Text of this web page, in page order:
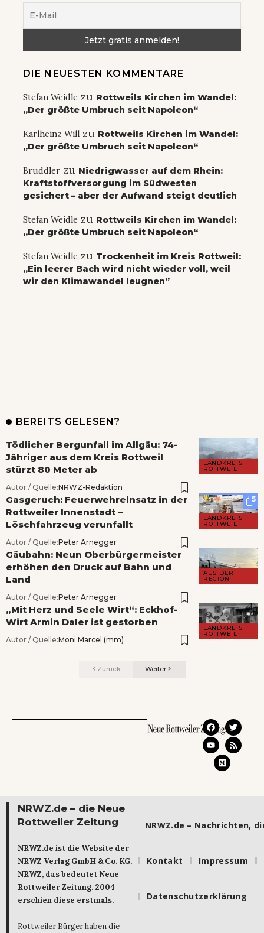
DIE NEUESTEN KOMMENTARE
Stefan Weidle zu Rottweils Kirchen im Wandel:
„Der größte Umbruch seit Napoleon“
Karlheinz Will zu Rottweils Kirchen im Wandel:
„Der größte Umbruch seit Napoleon“
Bruddler zu Niedrigwasser auf dem Rhein:
Kraftstoffversorgung im Südwesten
gesichert – aber der Aufwand steigt deutlich
Stefan Weidle zu Rottweils Kirchen im Wandel:
„Der größte Umbruch seit Napoleon“
Stefan Weidle zu Trockenheit im Kreis Rottweil:
„Ein leerer Bach wird nicht wieder voll, weil
wir den Klimawandel leugnen”
BEREITS GELESEN?
LANDKREIS
ROTTWEIL
Tödlicher Bergunfall im Allgäu: 74-
Jähriger aus dem Kreis Rottweil
stürzt 80 Meter ab
Autor / Quelle:NRWZ-Redaktion
5
LANDKREIS
ROTTWEIL
Gasgeruch: Feuerwehreinsatz in der
Rottweiler Innenstadt –
Löschfahrzeug verunfallt
Autor / Quelle:Peter Arnegger
AUS DER
REGION
Gäubahn: Neun Oberbürgermeister
erhöhen den Druck auf Bahn und
Land
Autor / Quelle:Peter Arnegger
LANDKREIS
ROTTWEIL
„Mit Herz und Seele Wirt“: Eckhof-
Wirt Armin Daler ist gestorben
Autor / Quelle:Moni Marcel (mm)
Zurück Weiter
NRWZ.de – die Neue
Rottweiler Zeitung
NRWZ.de ist die Website der
NRWZ Verlag GmbH & Co. KG.
NRWZ, das bedeutet Neue
Rottweiler Zeitung. 2004
erschien diese erstmals.
Rottweiler Bürger haben die
NRWZ.de – Nachrichten,
Kontakt Impressum
Datenschutzerklärung